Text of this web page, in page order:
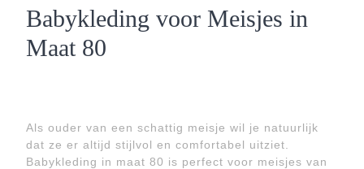
Babykleding voor Meisjes in
Maat 80
Als ouder van een schattig meisje wil je natuurlijk
dat ze er altijd stijlvol en comfortabel uitziet.
Babykleding in maat 80 is perfect voor meisjes van